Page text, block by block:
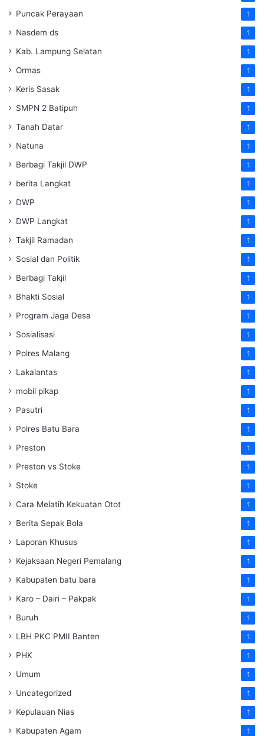
Puncak Perayaan 1
Nasdem ds 1
Kab. Lampung Selatan 1
Ormas 1
Keris Sasak 1
SMPN 2 Batipuh 1
Tanah Datar 1
Natuna 1
Berbagi Takjil DWP 1
berita Langkat 1
DWP 1
DWP Langkat 1
Takjil Ramadan 1
Sosial dan Politik 1
Berbagi Takjil 1
Bhakti Sosial 1
Program Jaga Desa 1
Sosialisasi 1
Polres Malang 1
Lakalantas 1
mobil pikap 1
Pasutri 1
Polres Batu Bara 1
Preston 1
Preston vs Stoke 1
Stoke 1
Cara Melatih Kekuatan Otot 1
Berita Sepak Bola 1
Laporan Khusus 1
Kejaksaan Negeri Pemalang 1
Kabupaten batu bara 1
Karo – Dairi – Pakpak 1
Buruh 1
LBH PKC PMII Banten 1
PHK 1
Umum 1
Uncategorized 1
Kepulauan Nias 1
Kabupaten Agam 1